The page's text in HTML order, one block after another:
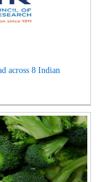
across 8 Indian